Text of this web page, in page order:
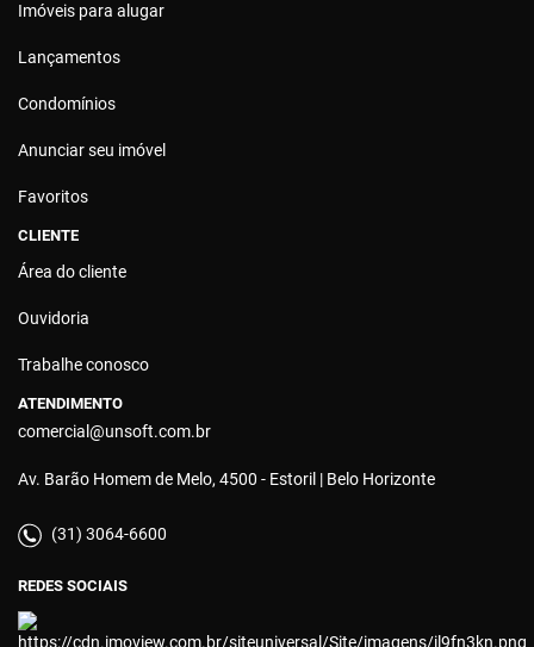
Imóveis para alugar
Lançamentos
Condomínios
Anunciar seu imóvel
Favoritos
CLIENTE
Área do cliente
Ouvidoria
Trabalhe conosco
ATENDIMENTO
comercial@unsoft.com.br
Av. Barão Homem de Melo, 4500 - Estoril | Belo Horizonte
(31) 3064-6600
REDES SOCIAIS